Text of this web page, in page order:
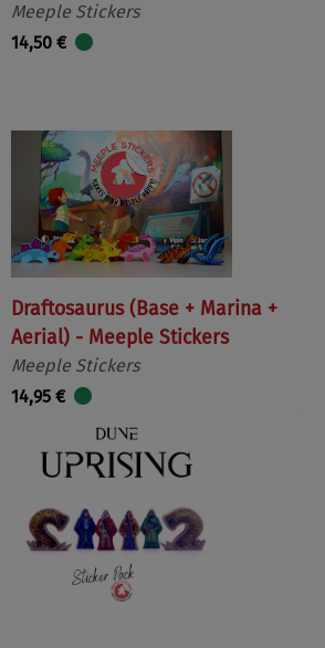
Meeple Stickers
14,50 €
Draftosaurus (Base + Marina +
Aerial) - Meeple Stickers
Meeple Stickers
14,95 €